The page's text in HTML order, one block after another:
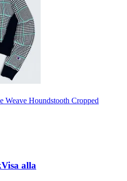
Weave Houndstooth Cropped
Visa alla